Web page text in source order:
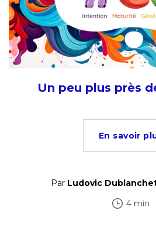
Un peu plus près
En savoir
Par Ludovic
4 min